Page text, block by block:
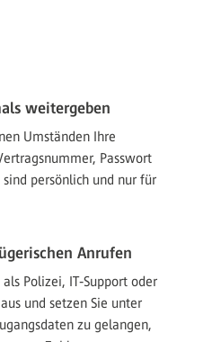
weitergeben
Umständen Ihre
Passwort
persönlich und nur für
Anrufen
Polizei, IT‑Support oder
und setzen Sie unter
zu gelangen,